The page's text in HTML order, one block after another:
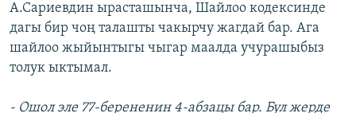
А.Сариевдин ырасташынча, Шайлоо кодексинде
дагы бир чоң талашты чакырчу жагдай бар. Ага
шайлоо жыйынтыгы чыгар маалда учурашыбыз
толук ыктымал.
- Ошол эле 77-берененин 4-абзацы бар. Бул жерде